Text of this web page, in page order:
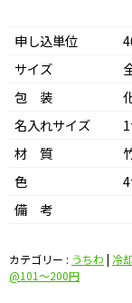
申し込単位
サイズ
包 装
名入れサイズ
材 質
色
備 考
カテゴリー : うちわ | 冷
@101〜200円